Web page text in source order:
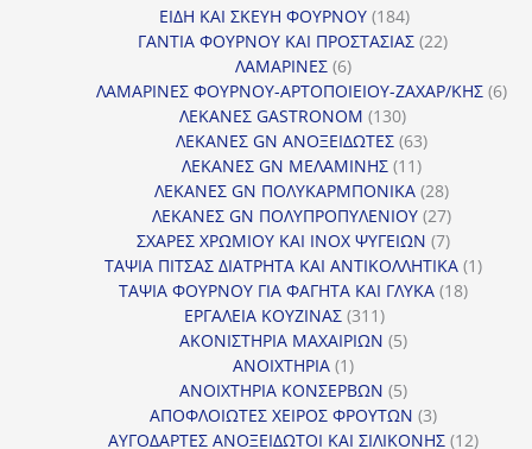
προϊόντα
ΕΙΔΗ ΚΑΙ ΣΚΕΥΗ ΦΟΥΡΝΟΥ 184184
προϊόντα
ΓΑΝΤΙΑ ΦΟΥΡΝΟΥ ΚΑΙ ΠΡΟΣΤΑΣΙΑΣ 2222
ΛΑΜΑΡΙΝΕΣ 66
προϊόντα
ΛΑΜΑΡΙΝΕΣ ΦΟΥΡΝΟΥ-ΑΡΤΟΠΟΙΕΙΟΥ-ΖΑΧΑΡ/ΚΗΣ 66
ΛΕΚΑΝΕΣ GASTRONOM 130130
προϊόντα
ΛΕΚΑΝΕΣ GN ΑΝΟΞΕΙΔΩΤΕΣ 6363
ΛΕΚΑΝΕΣ GN ΜΕΛΑΜΙΝΗΣ 1111
προϊόντα
ΛΕΚΑΝΕΣ GN ΠΟΛΥΚΑΡΜΠΟΝΙΚΑ 2828
προϊόντα
ΛΕΚΑΝΕΣ GN ΠΟΛΥΠΡΟΠΥΛΕΝΙΟΥ 2727
προϊόντα
ΣΧΑΡΕΣ ΧΡΩΜΙΟΥ ΚΑΙ INOX ΨΥΓΕΙΩΝ 77
προϊόντα
ΤΑΨΙΑ ΠΙΤΣΑΣ ΔΙΑΤΡΗΤΑ ΚΑΙ ΑΝΤΙΚΟΛΛΗΤΙΚΑ 11
ΤΑΨΙΑ ΦΟΥΡΝΟΥ ΓΙΑ ΦΑΓΗΤΑ ΚΑΙ ΓΛΥΚΑ 1818
ΕΡΓΑΛΕΙΑ ΚΟΥΖΙΝΑΣ 311311
προϊόντα
ΑΚΟΝΙΣΤΗΡΙΑ ΜΑΧΑΙΡΙΩΝ 55
ΑΝΟΙΧΤΗΡΙΑ 11
προϊόν
ΑΝΟΙΧΤΗΡΙΑ ΚΟΝΣΕΡΒΩΝ 55
προϊόντα
ΑΠΟΦΛΟΙΩΤΕΣ ΧΕΙΡΟΣ ΦΡΟΥΤΩΝ 33
προϊόντα
ΑΥΓΟΔΑΡΤΕΣ ΑΝΟΞΕΙΔΩΤΟΙ ΚΑΙ ΣΙΛΙΚΟΝΗΣ 1212